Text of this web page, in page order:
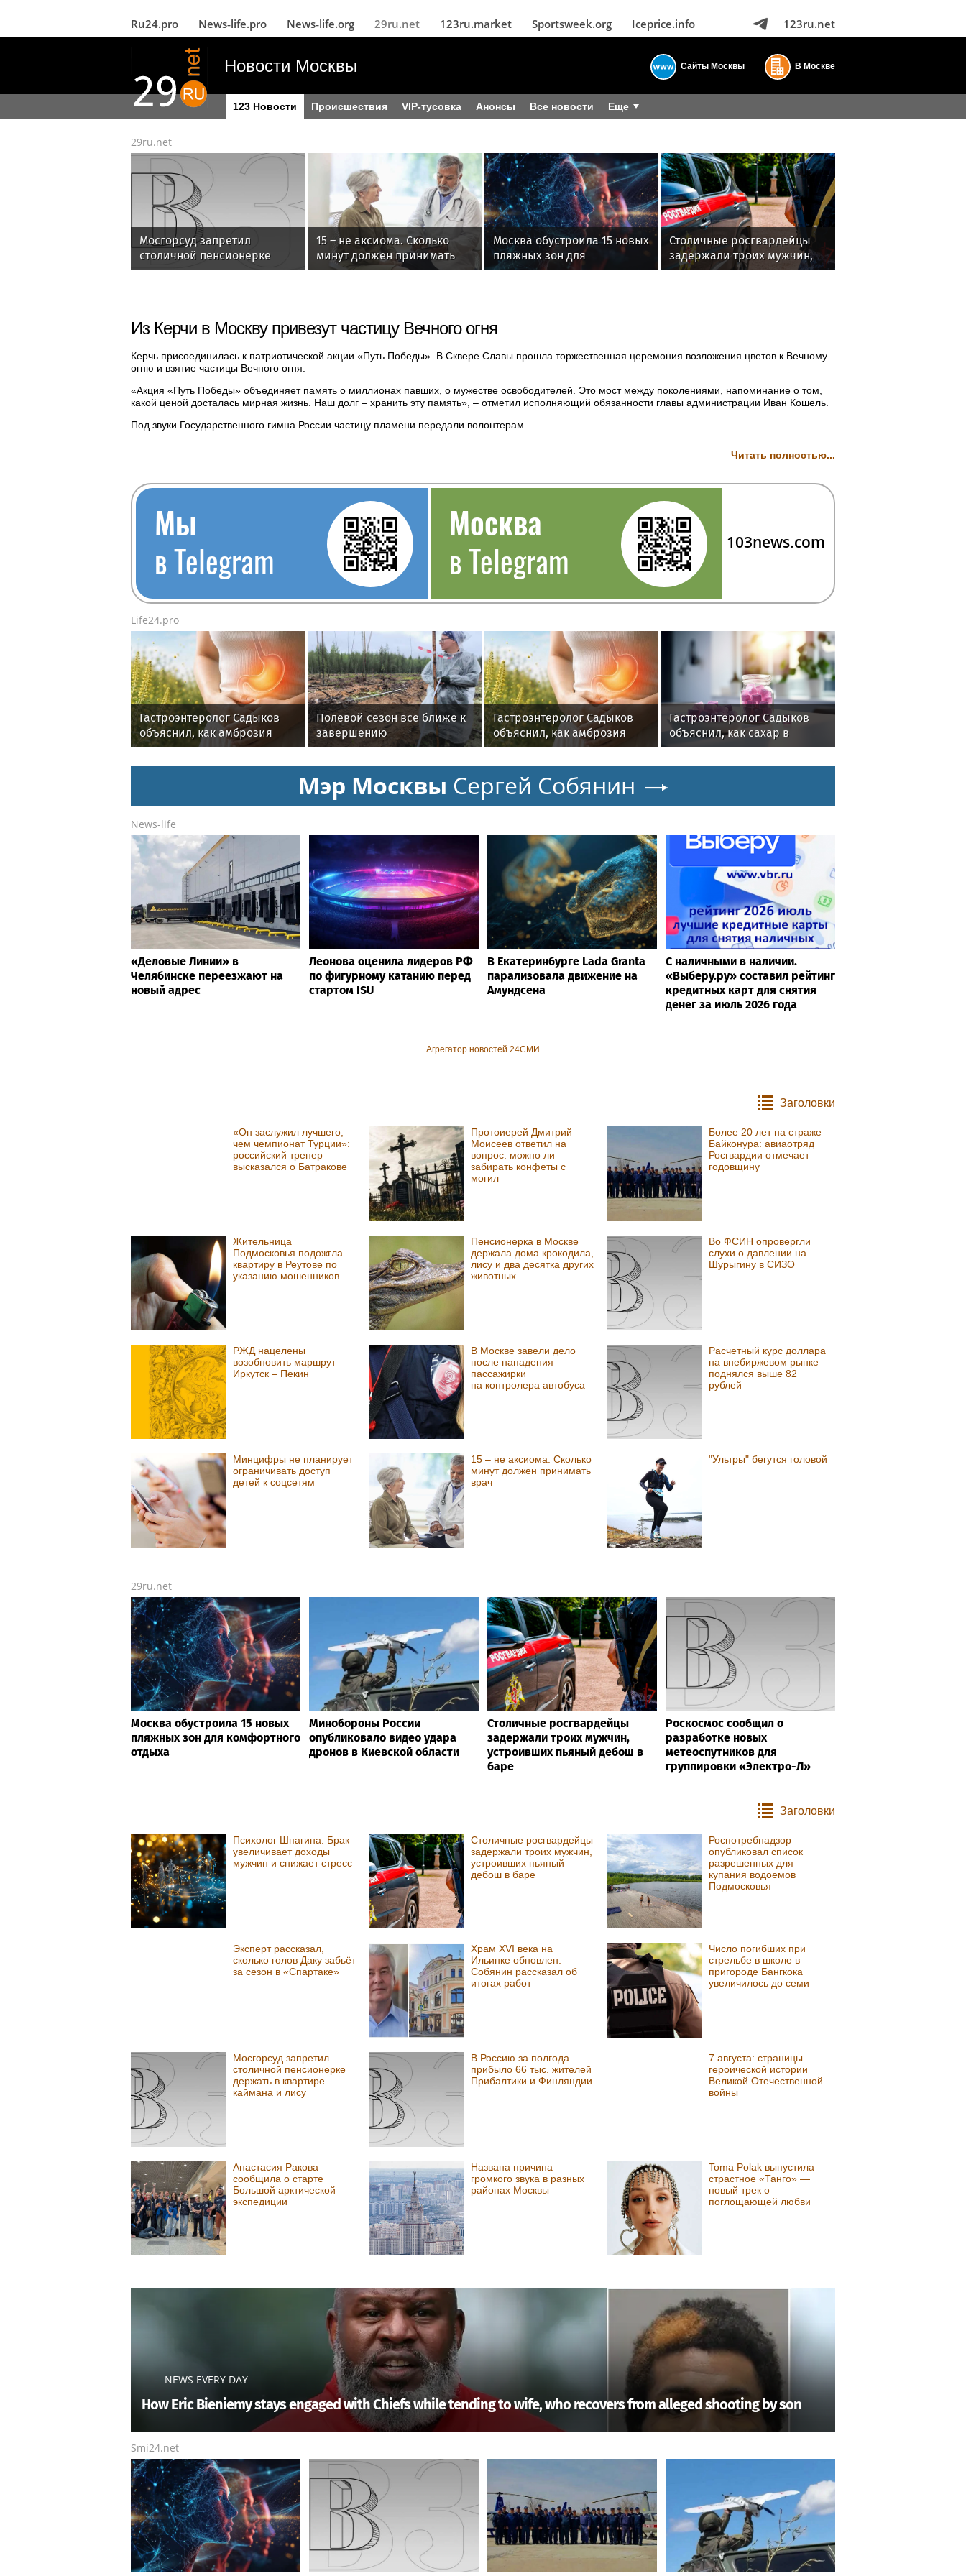
Ru24.pro News‑life.pro News‑life.org 29ru.net 123ru.market Sportsweek.org Iceprice.info 123ru.net
Новости Москвы Сайты Москвы В Москве
123 Новости Происшествия VIP-тусовка Анонсы Все новости Еще
29ru.net
Мосгорсуд запретил
столичной пенсионерке
держать в квартире
15 – не аксиома. Сколько
минут должен принимать
врач
Москва обустроила 15 новых
пляжных зон для
комфортного отдыха
Столичные росгвардейцы
задержали троих мужчин,
устроивших пьяный дебош
Из Керчи в Москву привезут частицу Вечного огня
Керчь присоединилась к патриотической акции «Путь Победы». В Сквере Славы прошла торжественная церемония возложения цветов к Вечному
огню и взятие частицы Вечного огня.
«Акция «Путь Победы» объединяет память о миллионах павших, о мужестве освободителей. Это мост между поколениями, напоминание о том,
какой ценой досталась мирная жизнь. Наш долг – хранить эту память», – отметил исполняющий обязанности главы администрации Иван Кошель.
Под звуки Государственного гимна России частицу пламени передали волонтерам...
Читать полностью...
Мы
в Telegram
Москва
в Telegram
103news.com
Life24.pro
Гастроэнтеролог Садыков
объяснил, как амброзия
может влиять на ЖКТ
Полевой сезон все ближе к
завершению
Гастроэнтеролог Садыков
объяснил, как амброзия
может влиять на ЖКТ
Гастроэнтеролог Садыков
объяснил, как сахар в
рационе ускоряет
изнашивание тканей
Мэр Москвы Сергей Собянин
News-life
«Деловые Линии» в
Челябинске переезжают на
новый адрес
Леонова оценила лидеров РФ
по фигурному катанию перед
стартом ISU
В Екатеринбурге Lada Granta
парализовала движение на
Амундсена
С наличными в наличии.
«Выберу.ру» составил рейтинг
кредитных карт для снятия
денег за июль 2026 года
Агрегатор новостей 24СМИ
Заголовки
«Он заслужил лучшего,
чем чемпионат Турции»:
российский тренер
высказался о Батракове
Протоиерей Дмитрий
Моисеев ответил на
вопрос: можно ли
забирать конфеты с
могил
Более 20 лет на страже
Байконура: авиаотряд
Росгвардии отмечает
годовщину
Жительница
Подмосковья подожгла
квартиру в Реутове по
указанию мошенников
Пенсионерка в Москве
держала дома крокодила,
лису и два десятка других
животных
Во ФСИН опровергли
слухи о давлении на
Шурыгину в СИЗО
РЖД нацелены
возобновить маршрут
Иркутск – Пекин
В Москве завели дело
после нападения
пассажирки
на контролера автобуса
Расчетный курс доллара
на внебиржевом рынке
поднялся выше 82
рублей
Минцифры не планирует
ограничивать доступ
детей к соцсетям
15 – не аксиома. Сколько
минут должен принимать
врач
"Ультры" бегутся головой
29ru.net
Москва обустроила 15 новых
пляжных зон для комфортного
отдыха
Минобороны России
опубликовало видео удара
дронов в Киевской области
Столичные росгвардейцы
задержали троих мужчин,
устроивших пьяный дебош в
баре
Роскосмос сообщил о
разработке новых
метеоспутников для
группировки «Электро-Л»
Заголовки
Психолог Шпагина: Брак
увеличивает доходы
мужчин и снижает стресс
Столичные росгвардейцы
задержали троих мужчин,
устроивших пьяный
дебош в баре
Роспотребнадзор
опубликовал список
разрешенных для
купания водоемов
Подмосковья
Эксперт рассказал,
сколько голов Даку забьёт
за сезон в «Спартаке»
Храм XVI века на
Ильинке обновлен.
Собянин рассказал об
итогах работ
Число погибших при
стрельбе в школе в
пригороде Бангкока
увеличилось до семи
Мосгорсуд запретил
столичной пенсионерке
держать в квартире
каймана и лису
В Россию за полгода
прибыло 66 тыс. жителей
Прибалтики и Финляндии
7 августа: страницы
героической истории
Великой Отечественной
войны
Анастасия Ракова
сообщила о старте
Большой арктической
экспедиции
Названа причина
громкого звука в разных
районах Москвы
Toma Polak выпустила
страстное «Танго» —
новый трек о
поглощающей любви
NEWS EVERY DAY
How Eric Bieniemy stays engaged with Chiefs while tending to wife, who recovers from alleged shooting by son
Smi24.net